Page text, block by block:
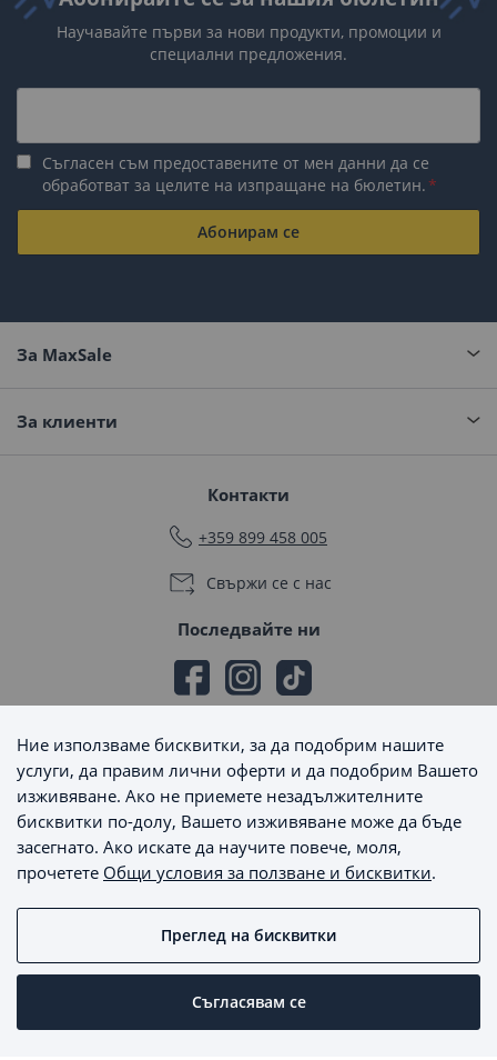
Научавайте първи за нови продукти, промоции и
специални предложения.
Съгласен съм предоставените от мен данни да се
обработват за целите на изпращане на бюлетин.
Абонирам се
За MaxSale
За клиенти
Контакти
+359 899 458 005
Свържи се с нас
Последвайте ни
Начини на плащане
Начини на доставка
MaxSale © 2026 - Всички права запазени
Ние използваме бисквитки, за да подобрим нашите
услуги, да правим лични оферти и да подобрим Вашето
изживяване. Ако не приемете незадължителните
бисквитки по-долу, Вашето изживяване може да бъде
засегнато. Ако искате да научите повече, моля,
прочетете Общи условия за ползване и бисквитки.
Съгласявам се
Преглед на бисквитки